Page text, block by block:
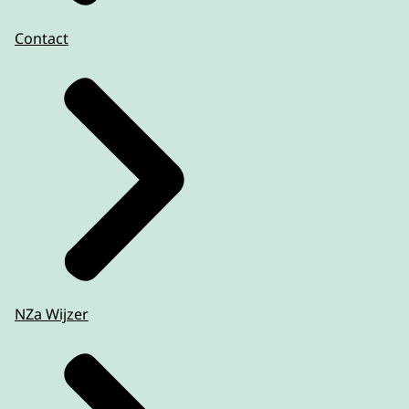
Contact
NZa Wijzer